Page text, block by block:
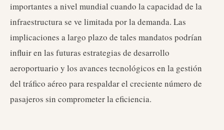
importantes a nivel mundial cuando la capacidad de la
infraestructura se ve limitada por la demanda. Las
implicaciones a largo plazo de tales mandatos podrían
influir en las futuras estrategias de desarrollo
aeroportuario y los avances tecnológicos en la gestión
del tráfico aéreo para respaldar el creciente número de
pasajeros sin comprometer la eficiencia.